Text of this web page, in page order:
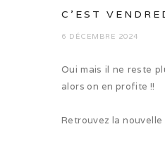
C’EST
6 DÉCEMBRE 2024
Oui mais il ne reste
alors on en profite !!
Retrouvez la